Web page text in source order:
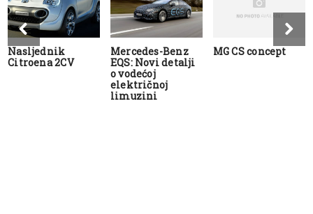
Nasljednik
Citroena 2CV
Mercedes-Benz
EQS: Novi detalji
o vodećoj
električnoj
limuzini
MG CS concept